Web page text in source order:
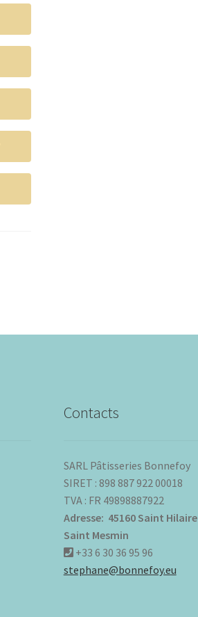
Contacts
SARL Pâtisseries Bonnefoy
SIRET : 898 887 922 00018
TVA : FR 49898887922
Adresse: 45160 Saint Hilaire
Saint Mesmin
+33 6 30 36 95 96
stephane@bonnefoy.eu